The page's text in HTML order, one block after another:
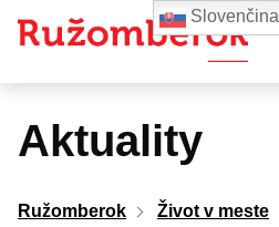
Aktuality
Ružomberok Život v meste
Slovenčina